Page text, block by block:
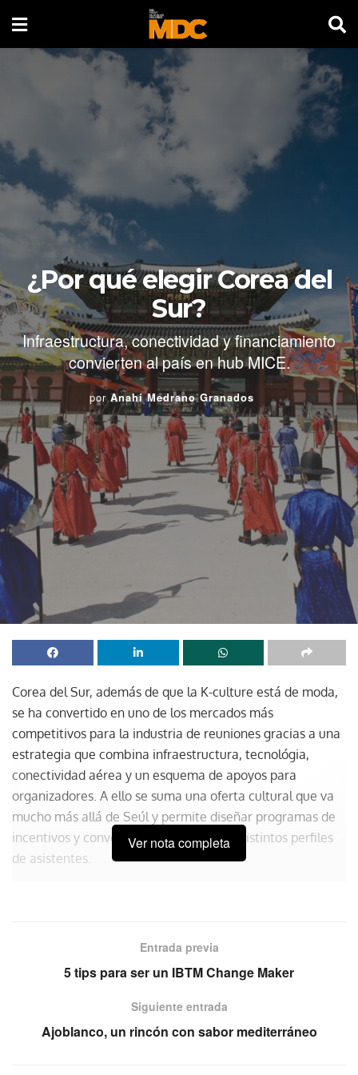
¿Por qué elegir Corea del
Sur?
Infraestructura, conectividad y financiamiento
convierten al país en hub MICE.
por Anahí Medrano Granados
Corea del Sur, además de que la K-culture está de moda,
se ha convertido en uno de los mercados más
competitivos para la industria de reuniones gracias a una
estrategia que combina infraestructura, tecnológia,
conectividad aérea y un esquema de apoyos para
organizadores. A ello se suma una oferta cultural que va
mucho más allá de Seúl y permite diseñar programas de
incentivos y convenciones adaptados a distintos perfiles
de asistentes.
incentivos para facilitar la captación y realización de
eventos internacionales mediante asesoría especializada
Ecosistema MICE
Ver nota completa
Entrada previa
5 tips para ser un IBTM Change Maker
Siguiente entrada
Ajoblanco, un rincón con sabor mediterráneo